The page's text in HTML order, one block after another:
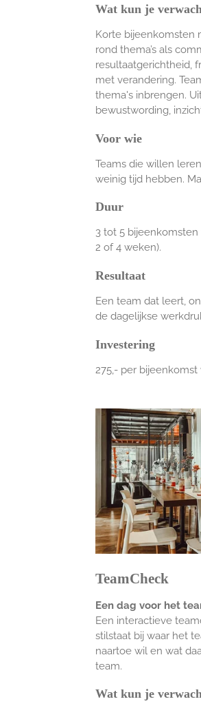
Wat kun je
Korte bijeenkomsten
rond thema’s als
resultaatgerichtheid,
met verandering.
thema's inbrengen.
bewustwording,
Voor wie
Teams die willen
weinig tijd hebben.
Duur
3 tot 5
2 of 4 weken).
Resultaat
Een team dat leert,
de dagelijkse
Investering
275,- per bijeenkomst
TeamCheck
Een dag voor het
Een interactieve
stilstaat bij waar het
naartoe wil en wat
team.
Wat kun je